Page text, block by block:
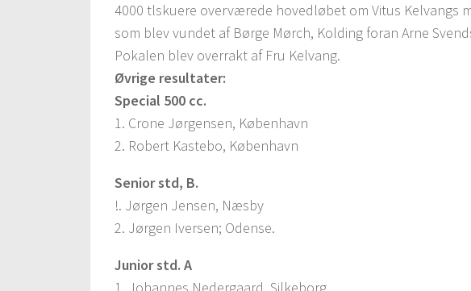
4000 tlskuere overværede hovedløbet om Vitus Kelvangs
som blev vundet af Børge Mørch, Kolding foran Arne
Pokalen blev overrakt af Fru Kelvang.
Øvrige resultater:
Special 500 cc.
1. Crone Jørgensen, København
2. Robert Kastebo, København
Senior std, B.
!. Jørgen Jensen, Næsby
2. Jørgen Iversen; Odense.
Junior std. A